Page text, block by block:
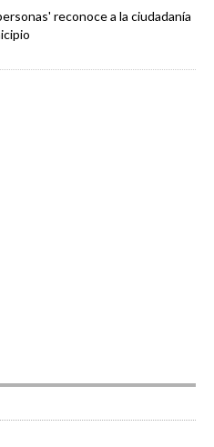
reconoce a la ciudadanía